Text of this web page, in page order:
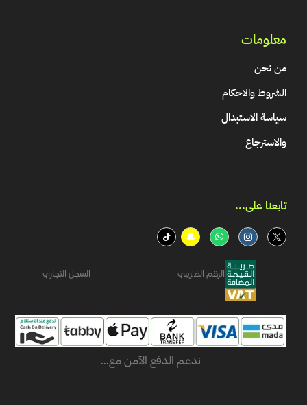
معلومات
من نحن
الشروط والاحكام
سياسة الاستبدال
والاسترجاع
تابعنا على...​
الرقم الضريبي السجل التجاري
ندعم الدفع الآمن مع...